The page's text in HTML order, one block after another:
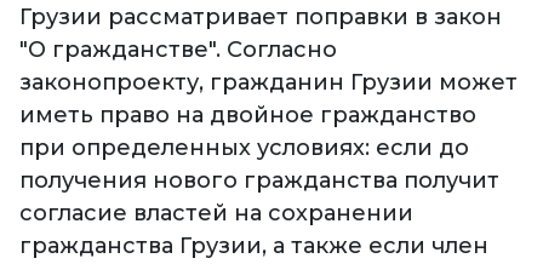
Грузии рассматривает поправки в закон
"О гражданстве". Согласно
законопроекту, гражданин Грузии может
иметь право на двойное гражданство
при определенных условиях: если до
получения нового гражданства получит
согласие властей на сохранении
гражданства Грузии, а также если член